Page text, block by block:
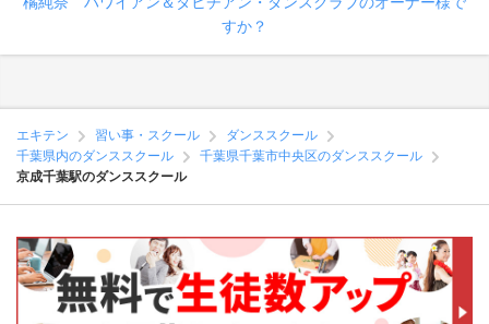
すか？
エキテン 習い事・スクール
ダンススクール
千葉県内のダンススクール
千葉県千葉市中央区のダンススクール
京成千葉駅のダンススクール